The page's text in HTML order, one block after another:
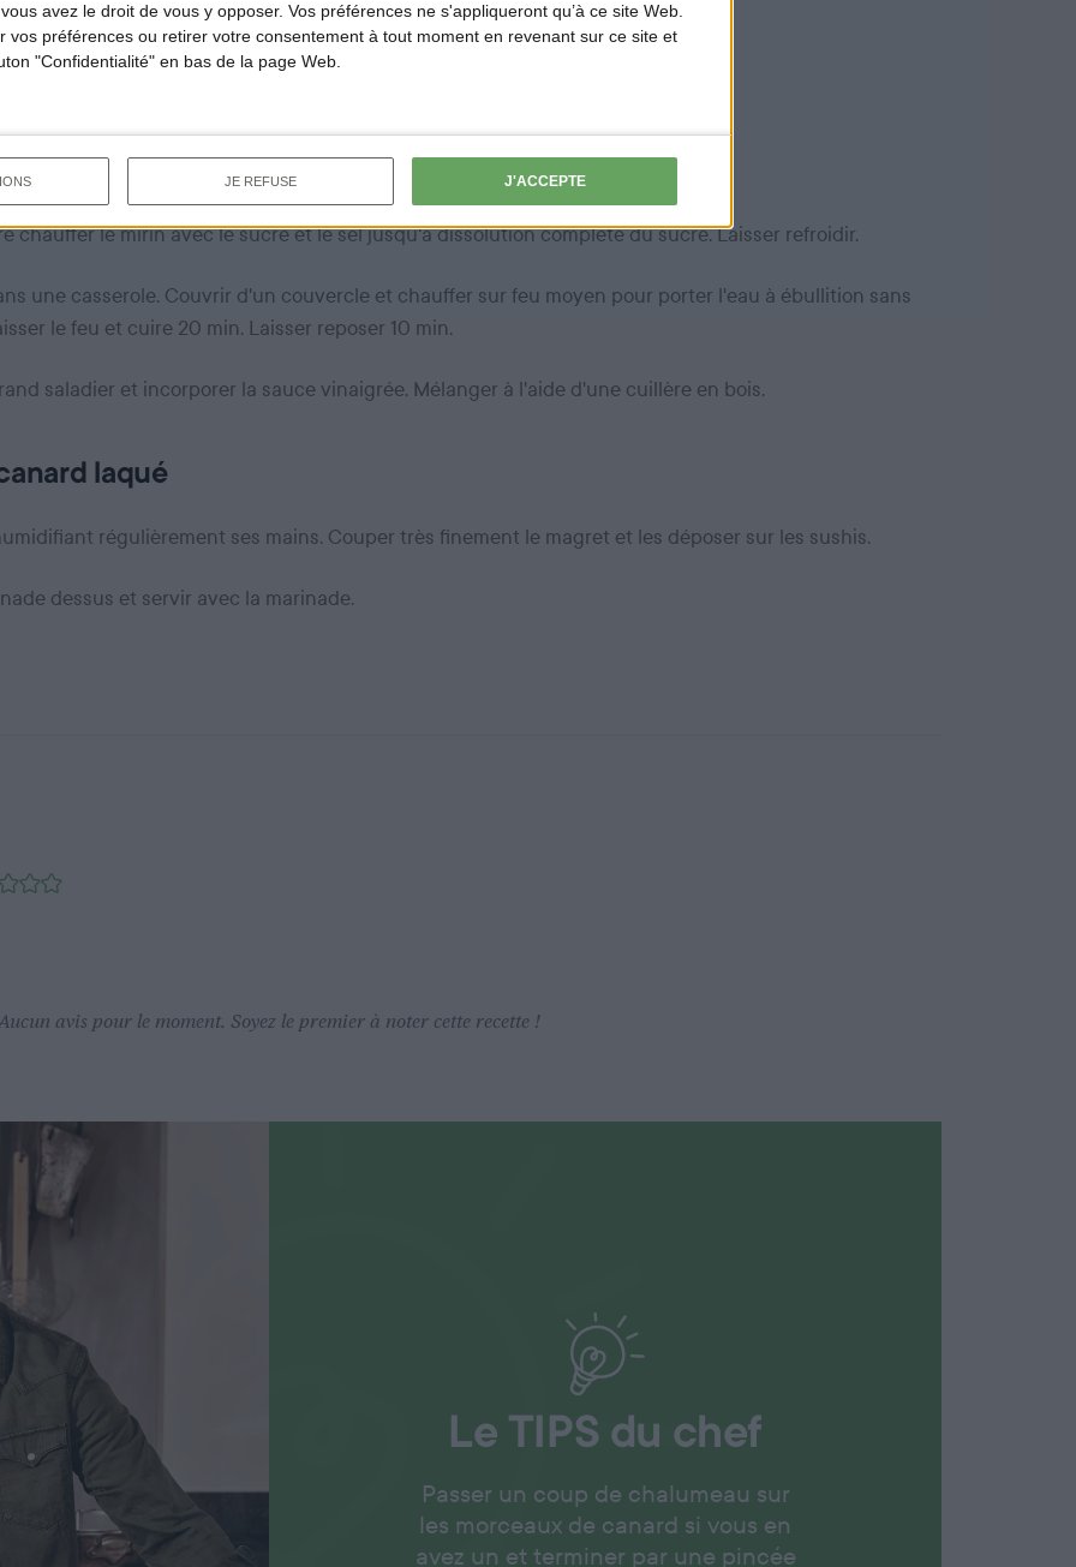
avez le droit de vous y opposer. Vos préférences ne s'appliqueront qu’à ce site Web.
vos préférences ou retirer votre consentement à tout moment en revenant sur ce site et
"Confidentialité" en bas de la page Web.
JE REFUSE J'ACCEPTE
le filet puis couvrir et cuire 3 minutes supplémentaires.
puis l’égoutter.
chauffer le mirin avec le sucre et le sel jusqu'à dissolution complète du sucre. Laisser refroidir.
une casserole. Couvrir d'un couvercle et chauffer sur feu moyen pour porter l'eau à ébullition sans
le feu et cuire 20 min. Laisser reposer 10 min.
saladier et incorporer la sauce vinaigrée. Mélanger à l'aide d'une cuillère en bois.
laqué
régulièrement ses mains. Couper très finement le magret et les déposer sur les sushis.
dessus et servir avec la marinade.
avis pour le moment. Soyez le premier à noter cette recette !
Le TIPS du chef
Passer un coup de chalumeau sur
les morceaux de canard si vous en
avez un et terminer par une pincée